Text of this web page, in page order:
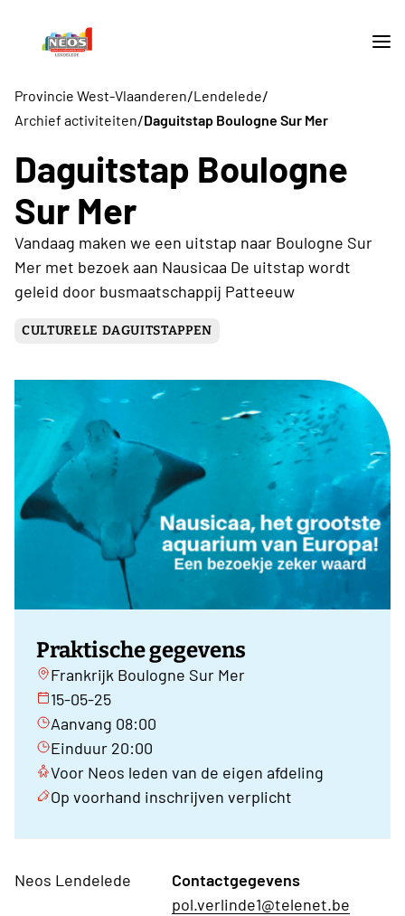
Provincie West-Vlaanderen/Lendelede/
Archief activiteiten/Daguitstap Boulogne Sur Mer
Daguitstap Boulogne
Sur Mer
Vandaag maken we een uitstap naar Boulogne Sur
Mer met bezoek aan Nausicaa De uitstap wordt
geleid door busmaatschappij Patteeuw
CULTURELE DAGUITSTAPPEN
Praktische gegevens
Frankrijk Boulogne Sur Mer
15-05-25
Aanvang 08:00
Einduur 20:00
Voor Neos leden van de eigen afdeling
Op voorhand inschrijven verplicht
Neos Lendelede
Contactgegevens
pol.verlinde1@telenet.be